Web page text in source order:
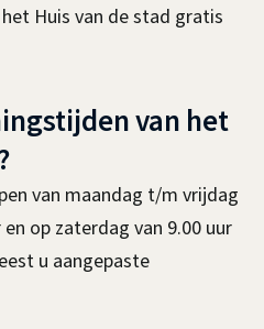
)
t
n
Huis van de stad gratis
van het
van maandag t/m vrijdag
op zaterdag van 9.00 uur
u aangepaste